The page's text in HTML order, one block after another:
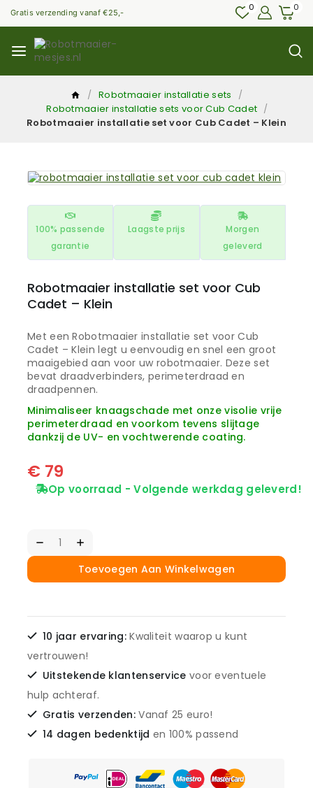
Gratis verzending vanaf €25,- 0 0
/ Robotmaaier installatie sets
/
Robotmaaier installatie sets voor Cub Cadet /
Robotmaaier installatie set voor Cub Cadet – Klein
100% passende
garantie
Laagste prijs
Morgen
geleverd
Robotmaaier installatie set voor Cub
Cadet – Klein
Met een Robotmaaier installatie set voor Cub
Cadet – Klein legt u eenvoudig en snel een groot
maaigebied aan voor uw robotmaaier. Deze set
bevat draadverbinders, perimeterdraad en
draadpennen.
Minimaliseer knaagschade met onze visolie vrije
perimeterdraad en voorkom tevens slijtage
dankzij de UV- en vochtwerende coating.
€ 79
Op voorraad - Volgende werkdag geleverd!
Toevoegen Aan Winkelwagen
10 jaar ervaring:Kwaliteit waarop u kunt
vertrouwen!
Uitstekende klantenservice voor eventuele
hulp achteraf.
Gratis verzenden:Vanaf 25 euro!
14 dagen bedenktijd en 100% passend